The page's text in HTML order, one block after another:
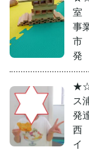
室
事
市
発
★☆
ス
発
西
イ